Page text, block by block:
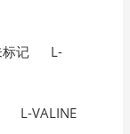
标记 L-
L-VALINE